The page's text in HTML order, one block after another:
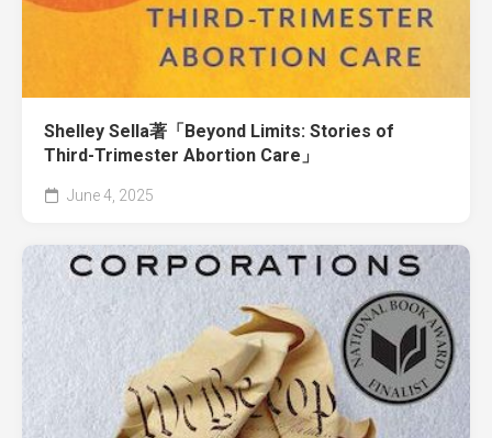
Shelley Sella著「Beyond Limits: Stories of
Third-Trimester Abortion Care」
June 4, 2025